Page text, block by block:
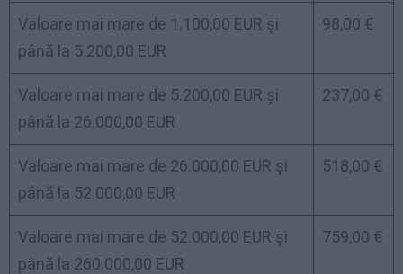
Valoare mai mare de 1.100,00 EUR și
până la 5.200,00 EUR
98,00 €
Valoare mai mare de 5.200,00 EUR și
până la 26.000,00 EUR
237,00 €
Valoare mai mare de 26.000,00 EUR și
până la 52.000,00 EUR
518,00 €
Valoare mai mare de 52.000,00 EUR și
până la 260.000,00 EUR
759,00 €